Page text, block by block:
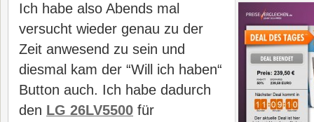
Ich habe also Abends mal
versucht wieder genau zu der
Zeit anwesend zu sein und
diesmal kam der “Will ich haben“
Button auch. Ich habe dadurch
den LG 26LV5500 für